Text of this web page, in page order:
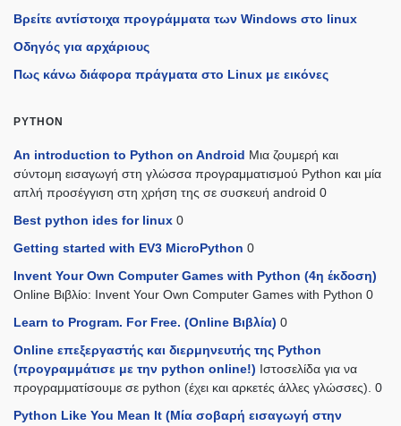
Βρείτε αντίστοιχα προγράμματα των Windows στο linux
Οδηγός για αρχάριους
Πως κάνω διάφορα πράγματα στο Linux με εικόνες
PYTHON
An introduction to Python on Android Μια ζουμερή και
σύντομη εισαγωγή στη γλώσσα προγραμματισμού Python και μία
απλή προσέγγιση στη χρήση της σε συσκευή android 0
Best python ides for linux 0
Getting started with EV3 MicroPython 0
Invent Your Own Computer Games with Python (4η έκδοση)
Online Βιβλίο: Invent Your Own Computer Games with Python 0
Learn to Program. For Free. (Online Βιβλία) 0
Online επεξεργαστής και διερμηνευτής της Python
(προγραμμάτισε με την python online!) Ιστοσελίδα για να
προγραμματίσουμε σε python (έχει και αρκετές άλλες γλώσσες). 0
Python Like You Mean It (Mία σοβαρή εισαγωγή στην